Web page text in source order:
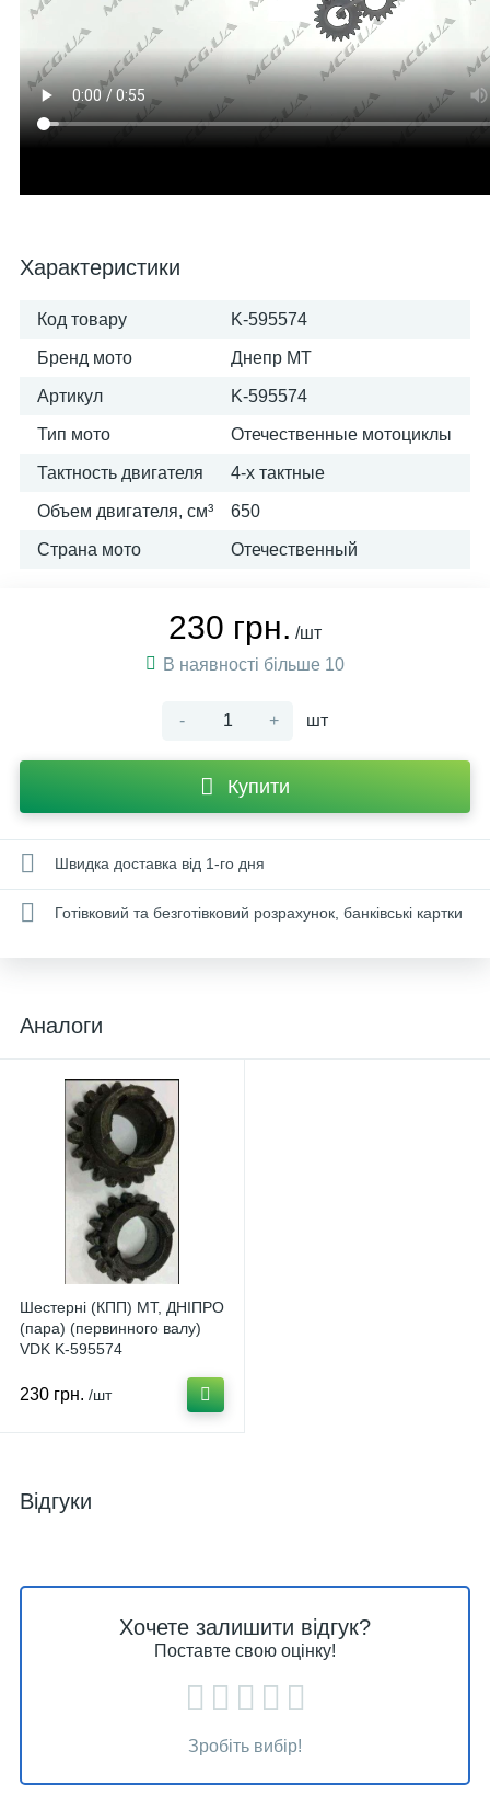
Характеристики
Код товару K-595574
Бренд мото Днепр МТ
Артикул K-595574
Тип мото Отечественные мотоциклы
Тактность двигателя 4-х тактные
Объем двигателя, см³ 650
Страна мото Отечественный
230 грн. /шт
В наявності більше 10
- + шт
Купити
Швидка доставка від 1-го дня
Готівковий та безготівковий розрахунок, банківські картки
Аналоги
Шестерні (КПП) МТ, ДНІПРО
(пара) (первинного валу)
VDK K-595574
230 грн. /шт
Відгуки
Хочете залишити відгук?
Поставте свою оцінку!
Зробіть вибір!